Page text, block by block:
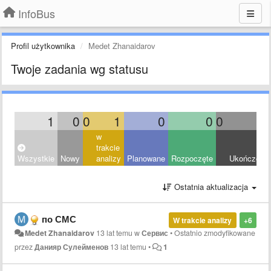
InfoBus
Profil użytkownika Medet Zhanaidarov
Twoje zadania wg statusu
1 0 0 1 0 0 0
Wszystkie Nowy
w
trakcie
analizy
Planowane Rozpoczęte Ukończony
Ostatnia aktualizacja
+6
W trakcie analizy
по СМС
Medet Zhanaidarov 13 lat temu wСервис •Ostatnio zmodyfikowane
przezДанияр Сулейменов 13 lat temu • 1